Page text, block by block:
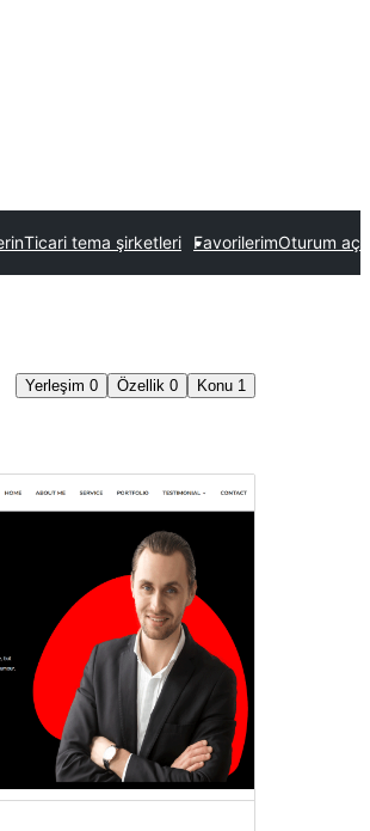
Ticari tema şirketleri FavorilerimOturum aç
Yerleşim 0 Özellik 0 Konu 1